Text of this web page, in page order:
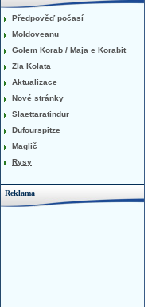
Předpověď počasí
Moldoveanu
Golem Korab / Maja e Korabit
Zla Kolata
Aktualizace
Nové stránky
Slaettaratindur
Dufourspitze
Maglič
Rysy
Reklama